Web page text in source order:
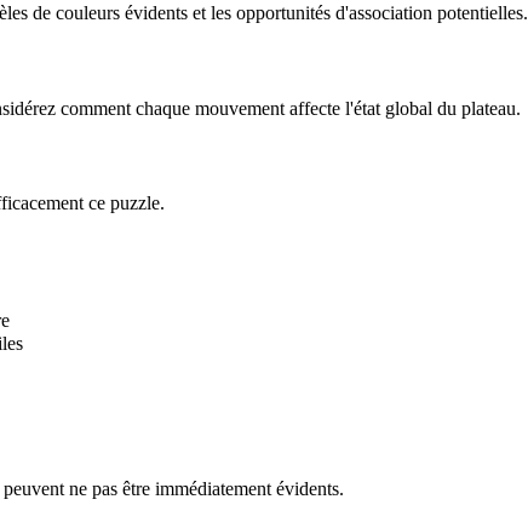
de couleurs évidents et les opportunités d'association potentielles.
comment chaque mouvement affecte l'état global du plateau.
ce puzzle.
ne pas être immédiatement évidents.